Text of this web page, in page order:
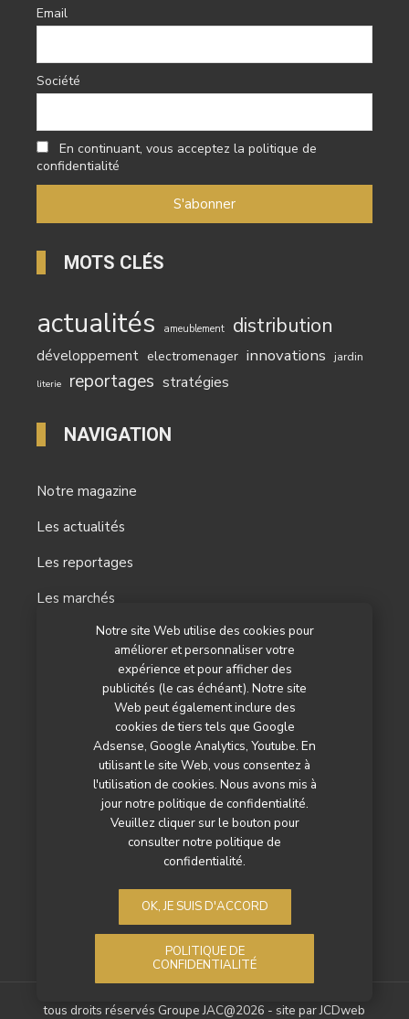
Notre site Web utilise des cookies pour
améliorer et personnaliser votre
expérience et pour afficher des
publicités (le cas échéant). Notre site
Web peut également inclure des
cookies de tiers tels que Google
Adsense, Google Analytics, Youtube. En
utilisant le site Web, vous consentez à
l'utilisation de cookies. Nous avons mis à
jour notre politique de confidentialité.
Veuillez cliquer sur le bouton pour
consulter notre politique de
confidentialité.
OK, JE SUIS D'ACCORD
POLITIQUE DE
CONFIDENTIALITÉ
Email
Société
En continuant, vous acceptez la politique de
confidentialité
MOTS CLÉS
actualités ameublement distribution
développement electromenager innovations jardin
literie reportages stratégies
NAVIGATION
Notre magazine
Les actualités
Les reportages
Les marchés
Nos autres titres
Qui sommes-nous ?
Contactez-nous
Mentions légales
Politique de confidentialité
tous droits réservés Groupe JAC@2026 - site parJCDweb